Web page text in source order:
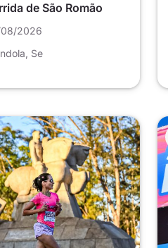
de São Romão
2026
, Se